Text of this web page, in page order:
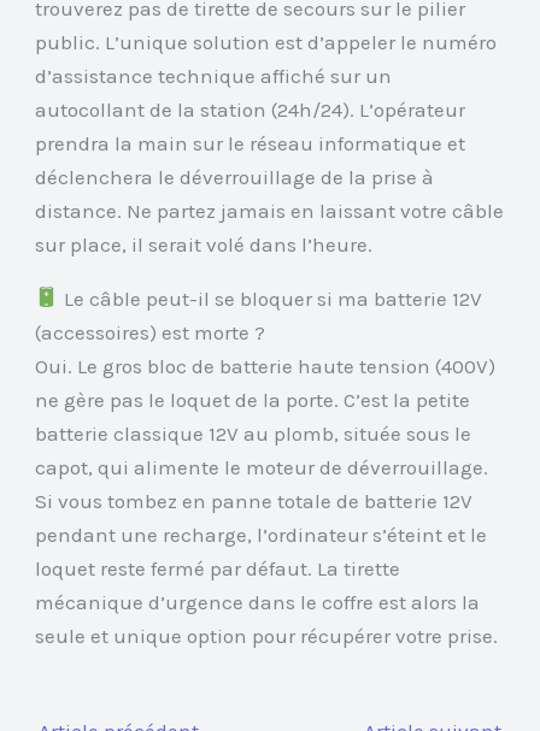
trouverez pas de tirette de secours sur le pilier
public. L’unique solution est d’appeler le numéro
d’assistance technique affiché sur un
autocollant de la station (24h/24). L’opérateur
prendra la main sur le réseau informatique et
déclenchera le déverrouillage de la prise à
distance. Ne partez jamais en laissant votre câble
sur place, il serait volé dans l’heure.
Le câble peut-il se bloquer si ma batterie 12V
(accessoires) est morte ?
Oui. Le gros bloc de batterie haute tension (400V)
ne gère pas le loquet de la porte. C’est la petite
batterie classique 12V au plomb, située sous le
capot, qui alimente le moteur de déverrouillage.
Si vous tombez en panne totale de batterie 12V
pendant une recharge, l’ordinateur s’éteint et le
loquet reste fermé par défaut. La tirette
mécanique d’urgence dans le coffre est alors la
seule et unique option pour récupérer votre prise.